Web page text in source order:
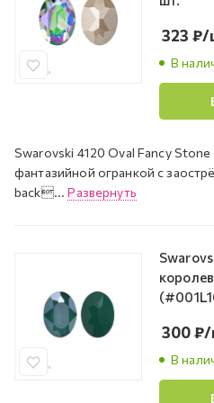
В
323 ₽/
Swarovski 4120 Oval Fancy
фантазийной огранкой с
back...Развернуть
В
300₽/